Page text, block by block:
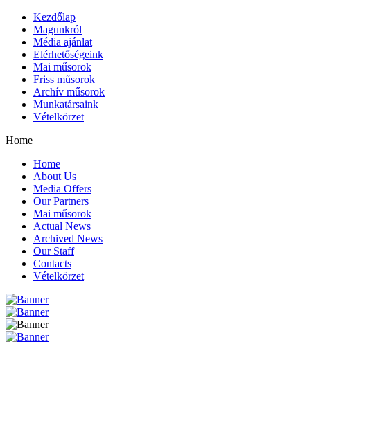
Kezdőlap
Magunkról
Média ajánlat
Elérhetőségeink
Mai műsorok
Friss műsorok
Archív műsorok
Munkatársaink
Vételkörzet
Home
Home
About Us
Media Offers
Our Partners
Mai műsorok
Actual News
Archived News
Our Staff
Contacts
Vételkörzet